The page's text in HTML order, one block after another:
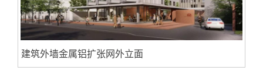
建筑外墙金属铝扩张网外立面